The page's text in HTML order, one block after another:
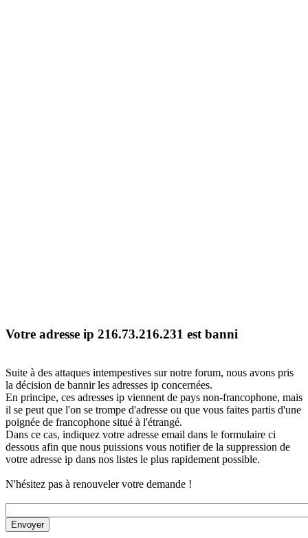
Votre adresse ip 216.73.216.231 est banni
Suite à des attaques intempestives sur notre forum, nous avons pris
la décision de bannir les adresses ip concernées.
En principe, ces adresses ip viennent de pays non-francophone, mais
il se peut que l'on se trompe d'adresse ou que vous faites partis d'une
poignée de francophone situé à l'étrangé.
Dans ce cas, indiquez votre adresse email dans le formulaire ci
dessous afin que nous puissions vous notifier de la suppression de
votre adresse ip dans nos listes le plus rapidement possible.
N'hésitez pas à renouveler votre demande !